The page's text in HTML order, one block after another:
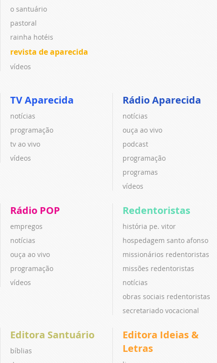
o santuário
pastoral
rainha hotéis
revista de aparecida
vídeos
TV Aparecida
notícias
programação
tv ao vivo
vídeos
Rádio Aparecida
notícias
ouça ao vivo
podcast
programação
programas
vídeos
Rádio POP
empregos
notícias
ouça ao vivo
programação
vídeos
Redentoristas
história pe. vitor
hospedagem santo afonso
missionários redentoristas
missões redentoristas
notícias
obras sociais redentoristas
secretariado vocacional
Editora Santuário
bíblias
Editora Ideias &
Letras